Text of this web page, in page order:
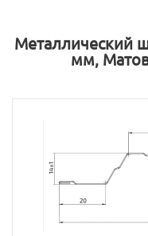
Металлический
мм,